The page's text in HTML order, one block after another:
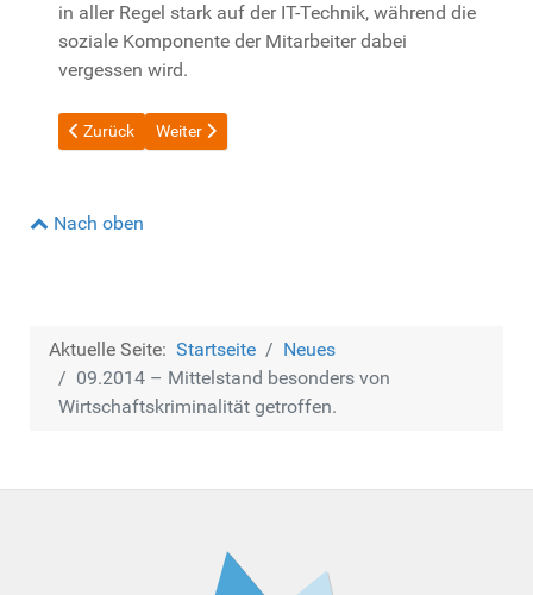
in aller Regel stark auf der IT-Technik, während die
soziale Komponente der Mitarbeiter dabei
vergessen wird.
Vorheriger Beitrag: 10.2014 – isential gmbh goes Facebook
Zurück Nächster Beitrag: 08.2014 – SEPA-Schnittstelle
Weiter
Nach oben
Aktuelle Seite: Startseite
Neues
09.2014 – Mittelstand besonders von
Wirtschaftskriminalität getroffen.